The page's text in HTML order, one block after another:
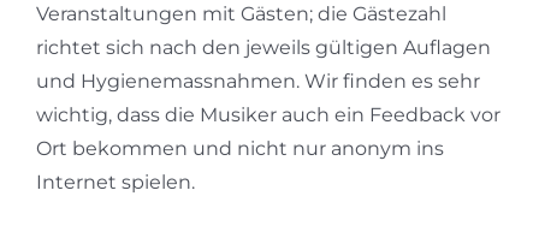
Veranstaltungen mit Gästen; die Gästezahl
richtet sich nach den jeweils gültigen Auflagen
und Hygienemassnahmen. Wir finden es sehr
wichtig, dass die Musiker auch ein Feedback vor
Ort bekommen und nicht nur anonym ins
Internet spielen.